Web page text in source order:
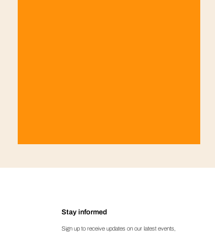
Stay informed
Sign up to receive updates on our latest events,